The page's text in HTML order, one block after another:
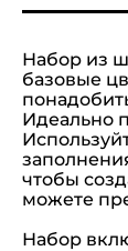
Набор из
базовые
Идеально
чтобы
можете
Набор